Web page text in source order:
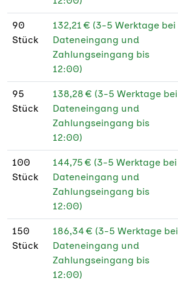
90
Stück
132,21 € (3-5 Werktage bei
Dateneingang und
Zahlungseingang bis
12:00)
95
Stück
138,28 € (3-5 Werktage bei
Dateneingang und
Zahlungseingang bis
12:00)
100
Stück
144,75 € (3-5 Werktage bei
Dateneingang und
Zahlungseingang bis
12:00)
150
Stück
186,34 € (3-5 Werktage bei
Dateneingang und
Zahlungseingang bis
12:00)